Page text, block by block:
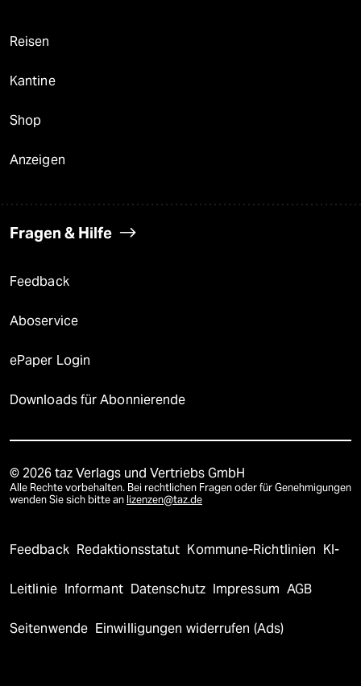
Reisen
Kantine
Shop
Anzeigen
Fragen & Hilfe
Feedback
Aboservice
ePaper Login
Downloads für Abonnierende
© 2026 taz Verlags und Vertriebs GmbH
Alle Rechte vorbehalten. Bei rechtlichen Fragen oder für Genehmigungen
wenden Sie sich bitte an lizenzen@taz.de
Feedback Redaktionsstatut Kommune-Richtlinien KI-
Leitlinie Informant Datenschutz Impressum AGB
Seitenwende Einwilligungen widerrufen (Ads)